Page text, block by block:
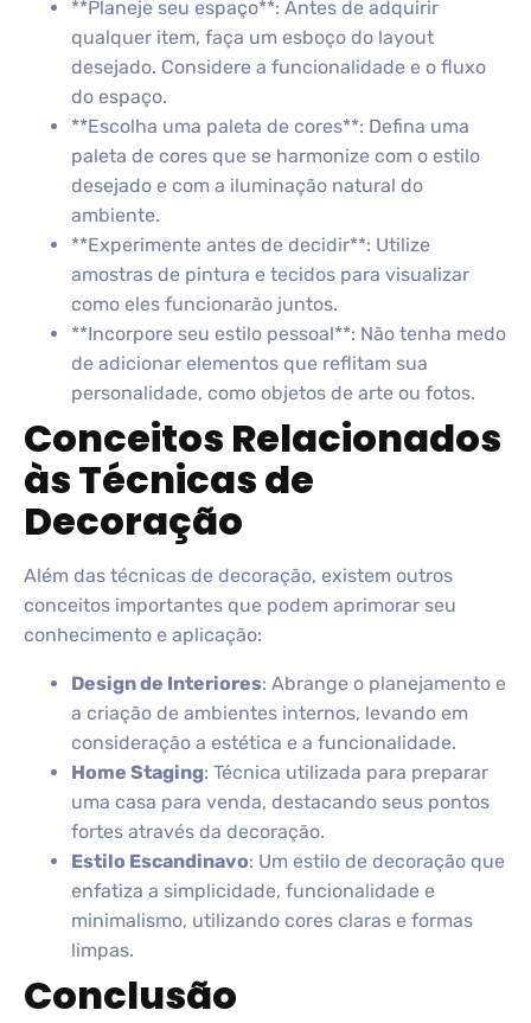
**Planeje seu espaço**: Antes de adquirir
qualquer item, faça um esboço do layout
desejado. Considere a funcionalidade e o fluxo
do espaço.
**Escolha uma paleta de cores**: Defina uma
paleta de cores que se harmonize com o estilo
desejado e com a iluminação natural do
ambiente.
**Experimente antes de decidir**: Utilize
amostras de pintura e tecidos para visualizar
como eles funcionarão juntos.
**Incorpore seu estilo pessoal**: Não tenha medo
de adicionar elementos que reflitam sua
personalidade, como objetos de arte ou fotos.
Conceitos Relacionados
às Técnicas de
Decoração
Além das técnicas de decoração, existem outros
conceitos importantes que podem aprimorar seu
conhecimento e aplicação:
Design de Interiores: Abrange o planejamento e
a criação de ambientes internos, levando em
consideração a estética e a funcionalidade.
Home Staging: Técnica utilizada para preparar
uma casa para venda, destacando seus pontos
fortes através da decoração.
Estilo Escandinavo: Um estilo de decoração que
enfatiza a simplicidade, funcionalidade e
minimalismo, utilizando cores claras e formas
limpas.
Conclusão